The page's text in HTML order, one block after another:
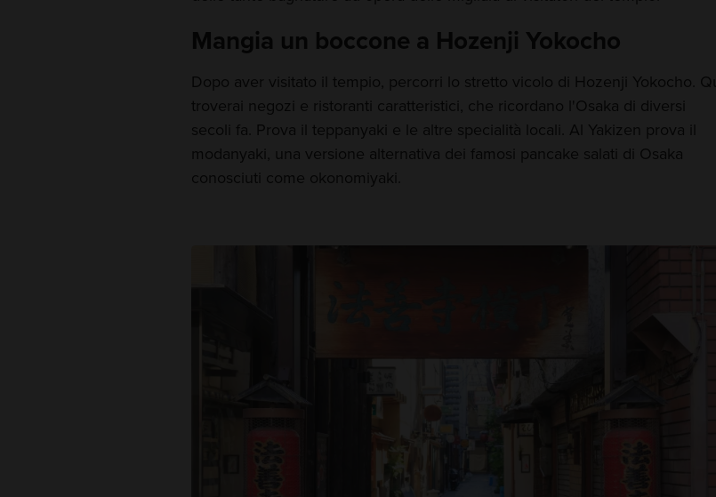
Mangia un boccone a Hozenji Yokocho
Dopo aver visitato il tempio, percorri lo stretto vicolo di Hozenji Yokocho. Qui
troverai negozi e ristoranti caratteristici, che ricordano l'Osaka di diversi
secoli fa. Prova il teppanyaki e le altre specialità locali. Al Yakizen prova il
modanyaki, una versione alternativa dei famosi pancake salati di Osaka
conosciuti come okonomiyaki.